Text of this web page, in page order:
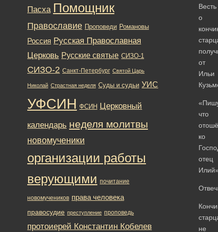
Весть
о
от
Ильи
что
ко
отец
не
Пасха Помощник
Православие Проповеди Романовы
Россия Русская Православная
Церковь Русские святые СИЗО-1
СИЗО-2 Санкт-Петербург Святой Царь
Николай Страстная неделя Суды и судьи УИС
УФСИН ФСИН Церковный
календарь неделя молитвы
новомученики
организации работы
верующими почитание
новомучеников права человека
правосудие преступление проповедь
протоиерей Константин Кобелев